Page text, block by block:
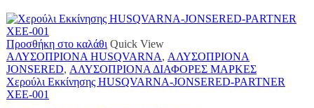
Προσθήκη στο καλάθι Quick View
ΑΛΥΣΟΠΡΙΟΝΑ HUSQVARNA, ΑΛΥΣΟΠΡΙΟΝΑ
JONSERED, ΑΛΥΣΟΠΡΙΟΝΑ ΔΙΑΦΟΡΕΣ ΜΑΡΚΕΣ
Χερούλι Εκκίνησης HUSQVARNA-JONSERED-PARTNER
ΧΕΕ-001